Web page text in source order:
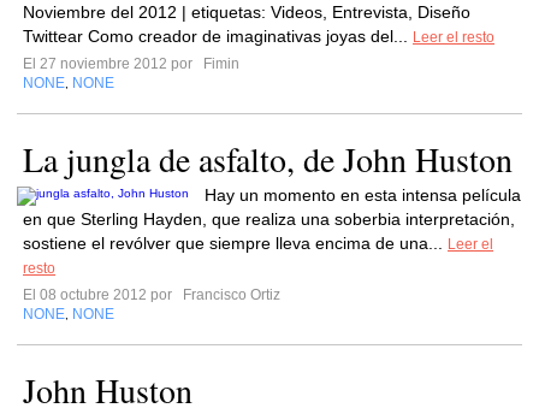
Noviembre del 2012 | etiquetas: Videos, Entrevista, Diseño
Twittear Como creador de imaginativas joyas del...
Leer el resto
El 27 noviembre 2012 por
Fimin
NONE NONE
La jungla de asfalto, de John Huston
Hay un momento en esta intensa película
en que Sterling Hayden, que realiza una soberbia interpretación,
sostiene el revólver que siempre lleva encima de una...
Leer el
resto
El 08 octubre 2012 por
Francisco Ortiz
NONE NONE
John Huston